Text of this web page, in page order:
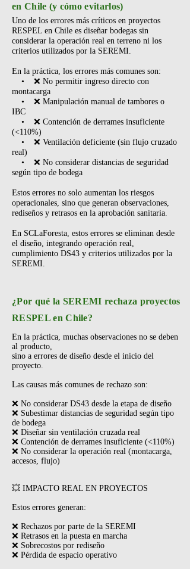
en Chile (y cómo evitarlos)
Uno de los errores más críticos en proyectos
RESPEL en Chile es diseñar bodegas sin
considerar la operación real en terreno ni los
criterios utilizados por la SEREMI.
En la práctica, los errores más comunes son:
• ❌ No permitir ingreso directo con
montacarga
• ❌ Manipulación manual de tambores o
IBC
• ❌ Contención de derrames insuficiente
(<110%)
• ❌ Ventilación deficiente (sin flujo cruzado
real)
• ❌ No considerar distancias de seguridad
según tipo de bodega
Estos errores no solo aumentan los riesgos
operacionales, sino que generan observaciones,
rediseños y retrasos en la aprobación sanitaria.
En SCLaForesta, estos errores se eliminan desde
el diseño, integrando operación real,
cumplimiento DS43 y criterios utilizados por la
SEREMI.
¿Por qué la SEREMI rechaza proyectos
RESPEL en Chile?
En la práctica, muchas observaciones no se deben
al producto,
sino a errores de diseño desde el inicio del
proyecto.
Las causas más comunes de rechazo son:
❌ No considerar DS43 desde la etapa de diseño
❌ Subestimar distancias de seguridad según tipo
de bodega
❌ Diseñar sin ventilación cruzada real
❌ Contención de derrames insuficiente (<110%)
❌ No considerar la operación real (montacarga,
accesos, flujo)
💥 IMPACTO REAL EN PROYECTOS
Estos errores generan:
❌ Rechazos por parte de la SEREMI
❌ Retrasos en la puesta en marcha
❌ Sobrecostos por rediseño
❌ Pérdida de espacio operativo